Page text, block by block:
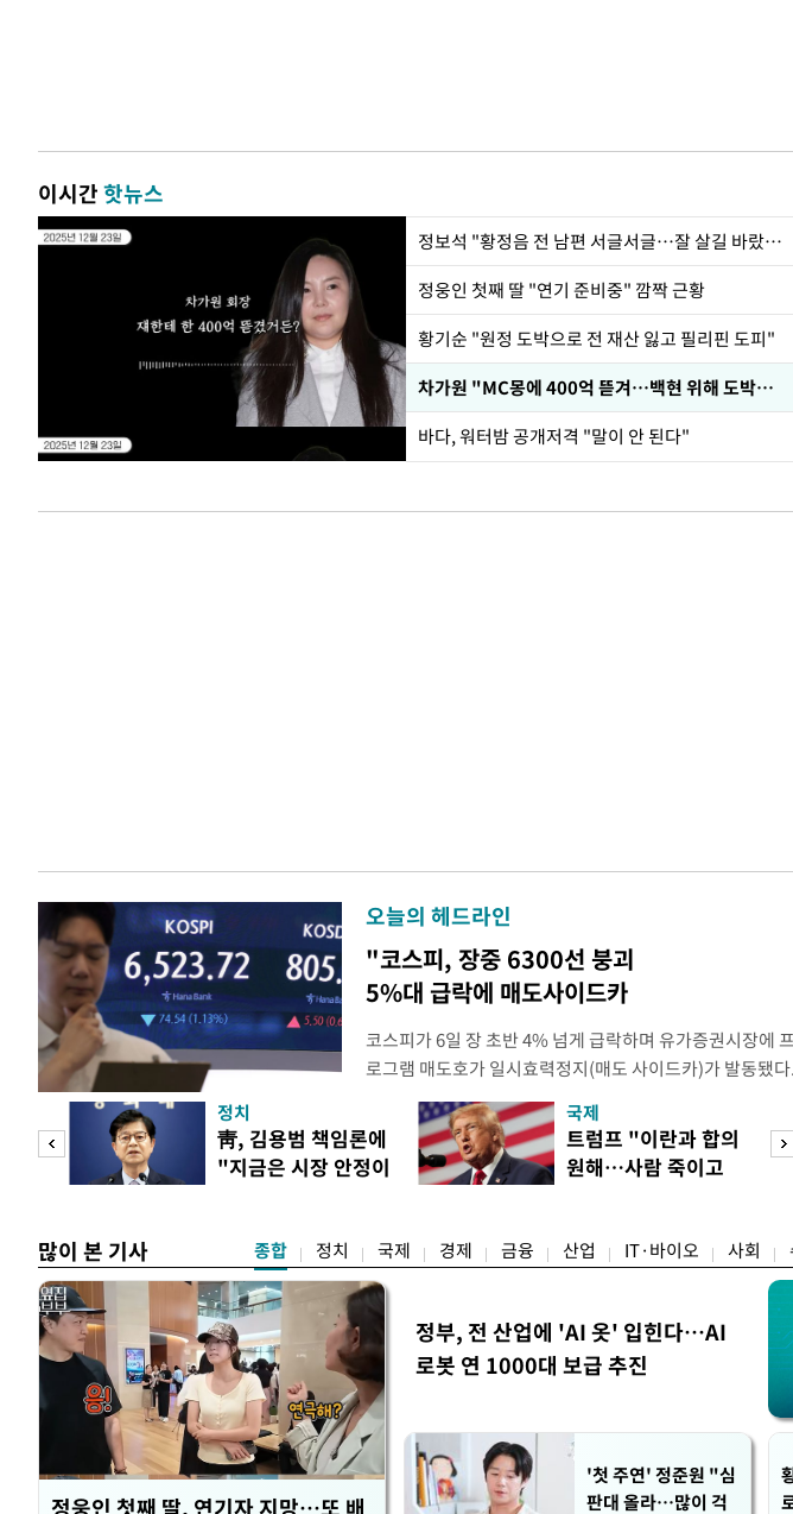
이시간핫뉴스
정보석 "황정음 전 남편 서글서글…잘 살길 바랐는데"
정웅인 첫째 딸 "연기 준비중" 깜짝 근황
황기순 "원정 도박으로 전 재산 잃고 필리핀 도피"
차가원 "MC몽에 400억 뜯겨…백현 위해 도박빚 갚아줘"
바다, 워터밤 공개저격 "말이 안 된다"
오늘의 헤드라인
"코스피, 장중 6300선 붕괴
5%대 급락에 매도사이드카
코스피가 6일 장 초반 4% 넘게 급락하며 유가증권시장에 프
로그램 매도호가 일시효력정지(매도 사이드카)가 발동됐다.
한국거래소는 이날 오전 10시18분께 매도 사이드카를 발동
했다고 밝혔다. 발동 당시 코스피200선물지수는 전일 종가
대비 5.12% 급락한 987.24였다. 코스피 매도 사이드카는
스피200을 기초자산으로 하는 선물 최근월물 가격
정치
靑, 김용범 책임론에
"지금은 시장 안정이
국제
트럼프 "이란과 합의
원해…사람 죽이고
많이 본 기사 종합 정치 국제 경제 금융 산업 IT·바이오 사회
정웅인 첫째 딸, 연기자 지망…또 배
정부, 전 산업에 'AI 옷' 입힌다…AI
로봇 연 1000대 보급 추진
'첫 주연' 정준원 "심
판대 올라…많이 걱